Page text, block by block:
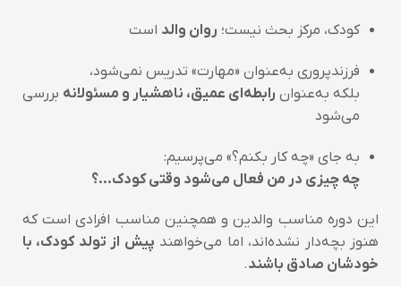
کودک، مرکز بحث نیست؛ روان والد است
فرزندپروری به‌عنوان «مهارت» تدریس نمی‌شود،
بلکه به‌عنوان رابطه‌ای عمیق، ناهشیار و مسئولانه بررسی
می‌شود
به جای «چه کار بکنم؟» می‌پرسیم:
چه چیزی در من فعال می‌شود وقتی کودک…؟
این دوره مناسب والدین و همچنین مناسب افرادی است که
هنوز بچه‌دار نشده‌اند، اما می‌خواهند پیش از تولد کودک، با
خودشان صادق باشند.